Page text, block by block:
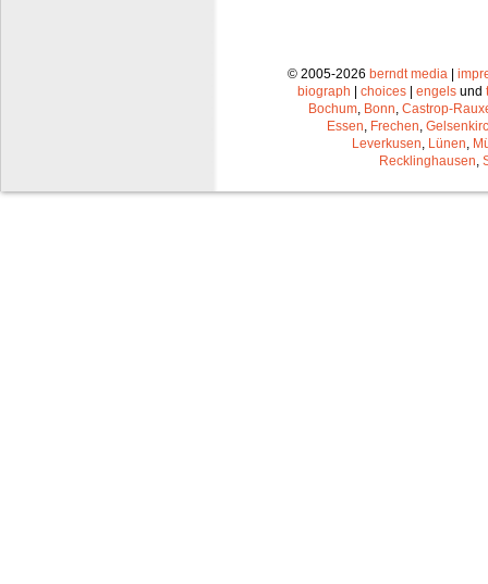
© 2005-2026 berndt media |
biograph | choices | engels und
Bochum Bonn Castrop-
Essen Frechen
Leverkusen Lünen
Recklinghausen